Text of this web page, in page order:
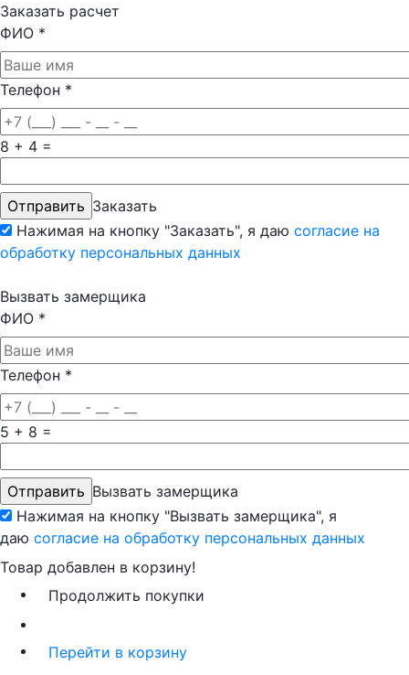
Заказать расчет
ФИО *
Телефон *
8 + 4 =
Заказать
Нажимая на кнопку "Заказать", я даю согласие на
обработку персональных данных
Вызвать замерщика
ФИО *
Телефон *
5 + 8 =
Вызвать замерщика
Нажимая на кнопку "Вызвать замерщика", я
даю согласие на обработку персональных данных
Товар добавлен в корзину!
Продолжить покупки
Перейти в корзину